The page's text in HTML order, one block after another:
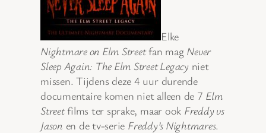
Elke
Nightmare on Elm Streetfan mag Never
Sleep Again: The Elm Street Legacyniet
missen. Tijdens deze 4 uur durende
documentaire komen niet alleen de 7 Elm
Streetfilms ter sprake, maar ook Freddy vs
Jason en de tv-serie Freddy’s Nightmares.